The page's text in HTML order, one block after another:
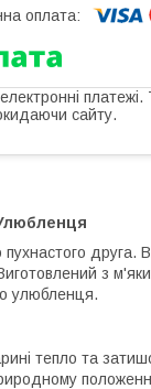
сайту.
друга.
з
улюбленця.
тепло та